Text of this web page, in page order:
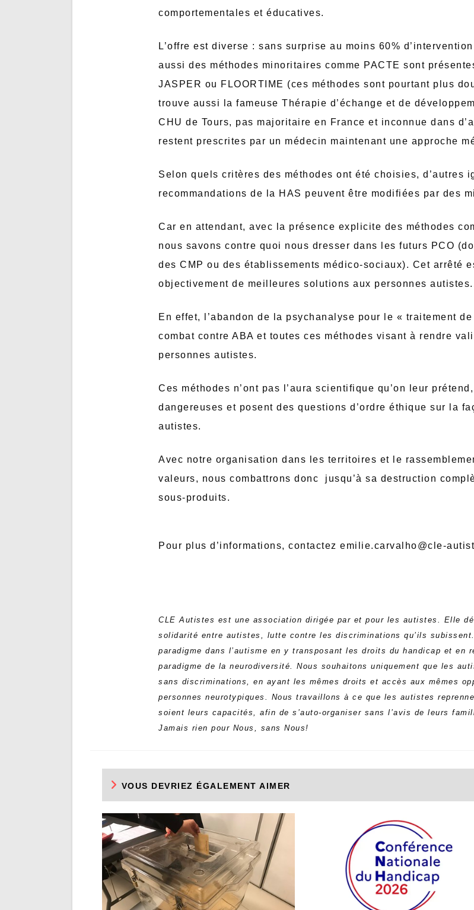
comportementales et éducatives.
L’offre est diverse : sans surprise au moins 60%
aussi des méthodes minoritaires comme PACTE sont
JASPER ou FLOORTIME (ces méthodes sont pourtant plus
trouve aussi la fameuse Thérapie d’échange et de
CHU de Tours, pas majoritaire en France et inconnue dans
restent prescrites par un médecin maintenant une approche
Selon quels critères des méthodes ont été choisies, d’autres
recommandations de la HAS peuvent être modifiées par des
Car en attendant, avec la présence explicite des méthodes
nous savons contre quoi nous dresser dans les futurs PCO
des CMP ou des établissements médico-sociaux). Cet arrêté
objectivement de meilleures solutions aux personnes
En effet, l’abandon de la psychanalyse pour le « traitement
combat contre ABA et toutes ces méthodes visant à rendre
personnes autistes.
Ces méthodes n’ont pas l’aura scientifique qu’on leur
dangereuses et posent des questions d’ordre éthique sur la
autistes.
Avec notre organisation dans les territoires et le
valeurs, nous combattrons donc jusqu’à sa destruction
sous-produits.
Pour plus d’informations, contactez emilie.carvalho@cle-
CLE Autistes est une association dirigée par et pour les autistes. Elle
solidarité entre autistes, lutte contre les discriminations qu’ils
paradigme dans l’autisme en y transposant les droits du handicap et en
paradigme de la neurodiversité. Nous souhaitons uniquement que les
sans discriminations, en ayant les mêmes droits et accès aux mêmes
personnes neurotypiques. Nous travaillons à ce que les autistes
soient leurs capacités, afin de s’auto-organiser sans l’avis de leurs
Jamais rien pour Nous, sans Nous!
VOUS DEVRIEZ ÉGALEMENT AIMER